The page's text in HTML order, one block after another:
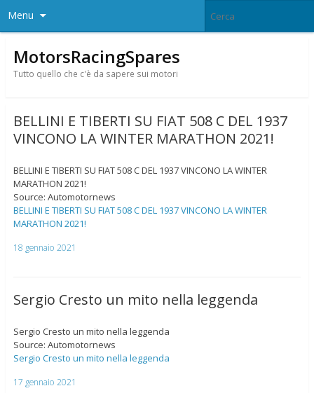
Menu
MotorsRacingSpares
Tutto quello che c'è da sapere sui motori
BELLINI E TIBERTI SU FIAT 508 C DEL 1937
VINCONO LA WINTER MARATHON 2021!
BELLINI E TIBERTI SU FIAT 508 C DEL 1937 VINCONO LA WINTER
MARATHON 2021!
Source: Automotornews
BELLINI E TIBERTI SU FIAT 508 C DEL 1937 VINCONO LA WINTER
MARATHON 2021!
18 gennaio 2021
Sergio Cresto un mito nella leggenda
Sergio Cresto un mito nella leggenda
Source: Automotornews
Sergio Cresto un mito nella leggenda
17 gennaio 2021